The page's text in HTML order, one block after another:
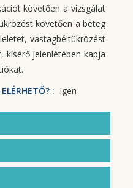
követően a vizsgálat
követően a beteg
vastagbéltükrözést
kísérő jelenlétében kapja
: Igen